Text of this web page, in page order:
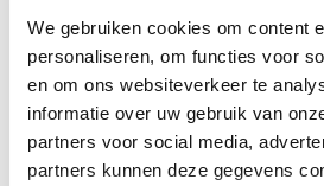
We gebruiken cookies om content
personaliseren, om functies voor
en om ons websiteverkeer te
informatie over uw gebruik van
partners voor social media,
partners kunnen deze gegevens
WatchGas POLI